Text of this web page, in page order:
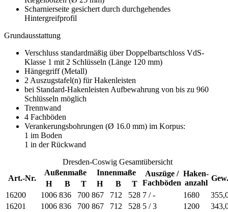
Scharnierseite gesichert durch durchgehendes
Hintergreifprofil
Grundausstattung
Verschluss standardmäßig über Doppelbartschloss VdS-
Klasse 1 mit 2 Schlüsseln (Länge 120 mm)
Hängegriff (Metall)
2 Auszugstafel(n) für Hakenleisten
bei Standard-Hakenleisten Aufbewahrung von bis zu 960
Schlüsseln möglich
Trennwand
4 Fachböden
Verankerungsbohrungen (Ø 16.0 mm) im Korpus:
1 im Boden
1 in der Rückwand
Dresden-Coswig Gesamtübersicht
Art.-Nr.
Außenmaße Innenmaße
Auszüge /
Fachböden
Haken-
anzahl
Gew.
H B T H B
T
16200
1006 836 700 867 712 528 7 / - 1680
16201
1006 836 700 867 712 528 5 / 3 1200